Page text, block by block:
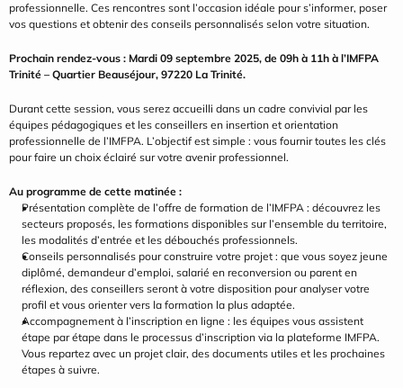
professionnelle. Ces rencontres sont l’occasion idéale pour s’informer, poser
vos questions et obtenir des conseils personnalisés selon votre situation.
Prochain rendez-vous : Mardi 09 septembre 2025, de 09h à 11h à l’IMFPA
Trinité – Quartier Beauséjour, 97220 La Trinité.
Durant cette session, vous serez accueilli dans un cadre convivial par les
équipes pédagogiques et les conseillers en insertion et orientation
professionnelle de l’IMFPA. L’objectif est simple : vous fournir toutes les clés
pour faire un choix éclairé sur votre avenir professionnel.
Au programme de cette matinée :
Présentation complète de l’offre de formation de l’IMFPA : découvrez les
secteurs proposés, les formations disponibles sur l’ensemble du territoire,
les modalités d’entrée et les débouchés professionnels.
Conseils personnalisés pour construire votre projet : que vous soyez jeune
diplômé, demandeur d’emploi, salarié en reconversion ou parent en
réflexion, des conseillers seront à votre disposition pour analyser votre
profil et vous orienter vers la formation la plus adaptée.
Accompagnement à l’inscription en ligne : les équipes vous assistent
étape par étape dans le processus d’inscription via la plateforme IMFPA.
Vous repartez avec un projet clair, des documents utiles et les prochaines
étapes à suivre.